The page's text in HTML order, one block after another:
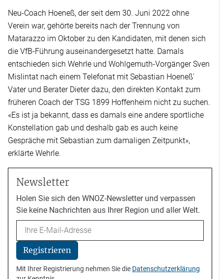
Neu-Coach Hoeneß, der seit dem 30. Juni 2022 ohne
Verein war, gehörte bereits nach der Trennung von
Matarazzo im Oktober zu den Kandidaten, mit denen sich
die VfB-Führung auseinandergesetzt hatte. Damals
entschieden sich Wehrle und Wohlgemuth-Vorgänger Sven
Mislintat nach einem Telefonat mit Sebastian Hoeneß'
Vater und Berater Dieter dazu, den direkten Kontakt zum
früheren Coach der TSG 1899 Hoffenheim nicht zu suchen.
«Es ist ja bekannt, dass es damals eine andere sportliche
Konstellation gab und deshalb gab es auch keine
Gespräche mit Sebastian zum damaligen Zeitpunkt»,
erklärte Wehrle.
Newsletter
Holen Sie sich den WNOZ-Newsletter und verpassen
Sie keine Nachrichten aus Ihrer Region und aller Welt.
Email
Registrieren
Mit Ihrer Registrierung nehmen Sie die Datenschutzerklärung